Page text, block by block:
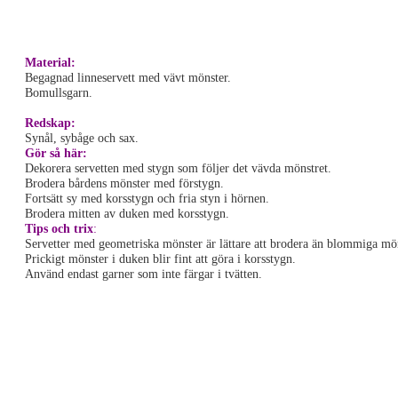
Material:
Begagnad linneservett med vävt mönster.
Bomullsgarn.
Redskap:
Synål, sybåge och sax.
Gör så här:
Dekorera servetten med stygn som följer det vävda mönstret.
Brodera bårdens mönster med förstygn.
Fortsätt sy med korsstygn och fria styn i hörnen.
Brodera mitten av duken med korsstygn.
Tips och trix:
Servetter med geometriska mönster är lättare att brodera än blommiga
Prickigt mönster i duken blir fint att göra i korsstygn.
Använd endast garner som inte färgar i tvätten.